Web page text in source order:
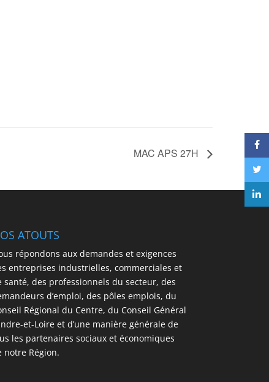
MAC APS 27H
ATOUTS
répondons aux demandes et exigences
entreprises industrielles, commerciales et
santé, des professionnels du secteur, des
d’emploi, des pôles emplois, du
Régional du Centre, du Conseil Général
et-Loire et d’une manière générale de
les partenaires sociaux et économiques
notre Région.